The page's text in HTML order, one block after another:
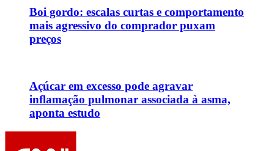
Boi gordo: escalas curtas e comportamento
mais agressivo do comprador puxam
preços
Açúcar em excesso pode agravar
inflamação pulmonar associada à asma,
aponta estudo